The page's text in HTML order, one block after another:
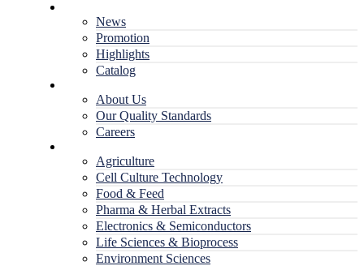
News
Promotion
Highlights
Catalog
About Us
Our Quality Standards
Careers
Agriculture
Cell Culture Technology
Food & Feed
Pharma & Herbal Extracts
Electronics & Semiconductors
Life Sciences & Bioprocess
Environment Sciences